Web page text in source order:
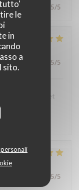
le
in
a
sito.
Qualità / Prezzo 5/5
Qualità / Prezzo 5/5
l’accueil et
mais
avec soin.
5/5